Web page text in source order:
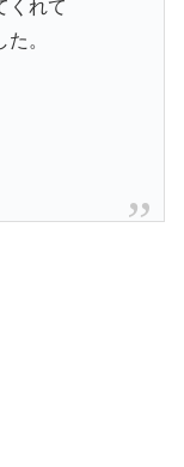
くれて
。